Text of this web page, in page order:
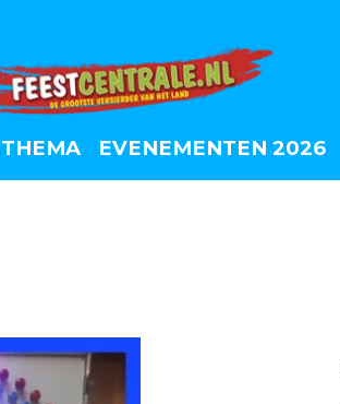
THEMA EVENEMENTEN 2026